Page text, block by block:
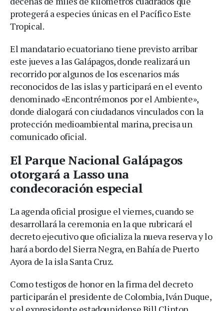
protegerá a especies únicas en el Pacífico Este
Tropical.
El mandatario ecuatoriano tiene previsto arribar
este jueves a las Galápagos, donde realizará un
recorrido por algunos de los escenarios más
reconocidos de las islas y participará en el evento
denominado «Encontrémonos por el Ambiente»,
donde dialogará con ciudadanos vinculados con la
protección medioambiental marina, precisa un
comunicado oficial.
El Parque Nacional Galápagos
otorgará a Lasso una
condecoración especial
La agenda oficial prosigue el viernes, cuando se
desarrollará la ceremonia en la que rubricará el
decreto ejecutivo que oficializa la nueva reserva y lo
hará a bordo del Sierra Negra, en Bahía de Puerto
Ayora de la isla Santa Cruz.
Como testigos de honor en la firma del decreto
participarán el presidente de Colombia, Iván Duque,